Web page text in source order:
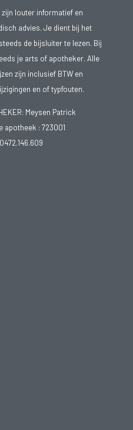
zijn louter informatief en
advies. Je dient bij het
de bijsluiter te lezen. Bij
je arts of apotheker. Alle
zijn inclusief BTW en
en of typfouten.
Meysen Patrick
apotheek : 723001